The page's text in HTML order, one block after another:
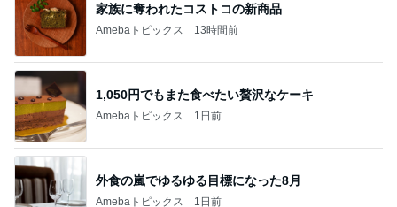
家族に奪われたコストコの新商品
Amebaトピックス 13時間前
1,050円でもまた食べたい贅沢なケーキ
Amebaトピックス 1日前
外食の嵐でゆるゆる目標になった8月
Amebaトピックス 1日前